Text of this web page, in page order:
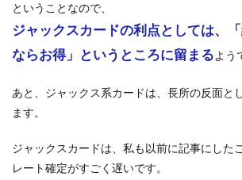
ということなので、
ジャックスカードの利点としては、
ならお得」というところに留まるよう
あと、ジャックス系カードは、長所の反面と
ます。
ジャックスカードは、私も以前に記事にした
レート確定がすごく遅いです。